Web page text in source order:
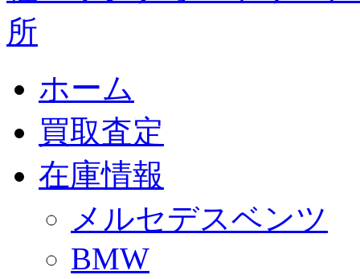
ホーム
買取査定
在庫情報
メルセデスベンツ
BMW